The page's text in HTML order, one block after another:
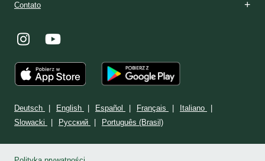
Contato
Deutsch English Español Français
Italiano
Slowacki
Ρусский Português (Brasil)